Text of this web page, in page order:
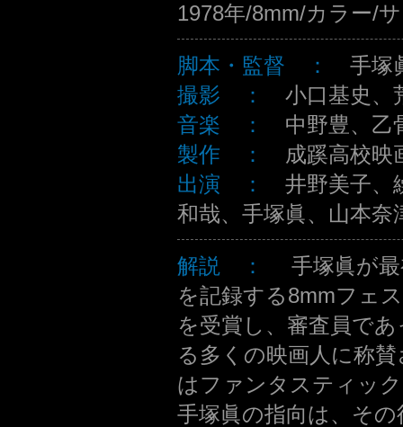
1978年/8mm/カラー/
脚本・監督 ： 手塚
撮影 ： 小口基史、
音楽 ： 中野豊、
製作 ： 成蹊高校映
出演 ： 井野美子、
和哉、手塚眞、山本
解説 ：
手塚眞が
を記録する8mmフェ
を受賞し、審査員で
る多くの映画人に称
はファンタスティッ
手塚眞の指向は、そ